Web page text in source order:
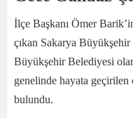
İlçe Başkanı Ömer
çıkan Sakarya
Büyükşehir Belediyesi
genelinde hayata geçirilen
bulundu.